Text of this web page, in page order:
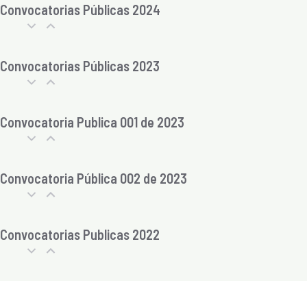
Convocatorias Públicas 2024
Convocatorias Públicas 2023
Convocatoria Publica 001 de 2023
Convocatoria Pública 002 de 2023
Convocatorias Publicas 2022